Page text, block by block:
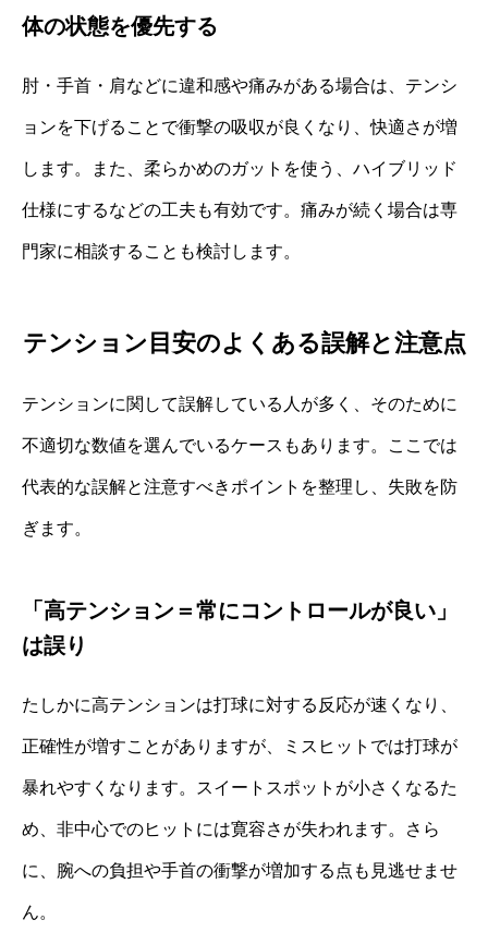
体の状態を優先する
肘・手首・肩などに違和感や痛みがある場合は、テンシ
ョンを下げることで衝撃の吸収が良くなり、快適さが増
します。また、柔らかめのガットを使う、ハイブリッド
仕様にするなどの工夫も有効です。痛みが続く場合は専
門家に相談することも検討します。
テンション目安のよくある誤解と注意点
テンションに関して誤解している人が多く、そのために
不適切な数値を選んでいるケースもあります。ここでは
代表的な誤解と注意すべきポイントを整理し、失敗を防
ぎます。
「高テンション＝常にコントロールが良い」
は誤り
たしかに高テンションは打球に対する反応が速くなり、
正確性が増すことがありますが、ミスヒットでは打球が
暴れやすくなります。スイートスポットが小さくなるた
め、非中心でのヒットには寛容さが失われます。さら
に、腕への負担や手首の衝撃が増加する点も見逃せませ
ん。